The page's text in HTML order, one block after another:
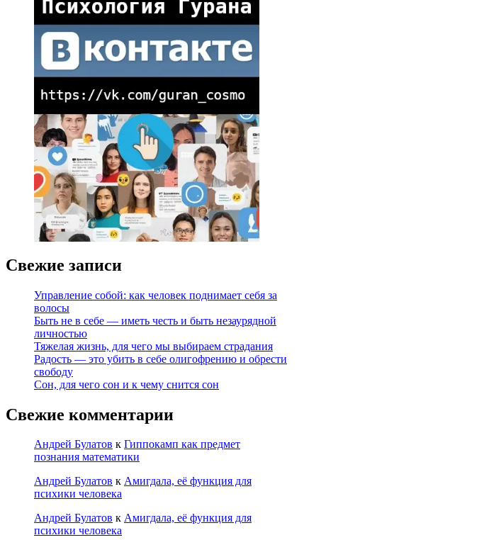
Свежие записи
Управление собой: как человек поднимает себя за
волосы
Быть не в себе — иметь честь и быть незаурядной
личностью
Тяжелая жизнь, для чего мы выбираем страдания
Радость — это убить в себе олигофрению и обрести
свободу
Сон, для чего сон и к чему снится сон
Свежие комментарии
Андрей Булатов к Гиппокамп как предмет
познания математики
Андрей Булатов к Амигдала, её функция для
психики человека
Андрей Булатов к Амигдала, её функция для
психики человека